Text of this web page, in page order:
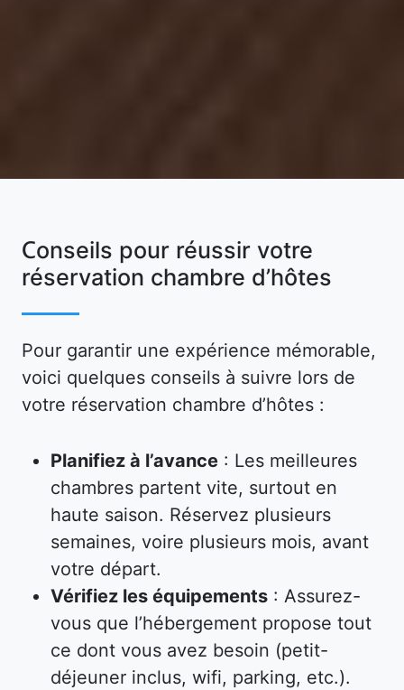
Conseils pour réussir votre
réservation chambre d’hôtes
Pour garantir une expérience mémorable,
voici quelques conseils à suivre lors de
votre réservation chambre d’hôtes :
Planifiez à l’avance : Les meilleures
chambres partent vite, surtout en
haute saison. Réservez plusieurs
semaines, voire plusieurs mois, avant
votre départ.
Vérifiez les équipements : Assurez-
vous que l’hébergement propose tout
ce dont vous avez besoin (petit-
déjeuner inclus, wifi, parking, etc.).